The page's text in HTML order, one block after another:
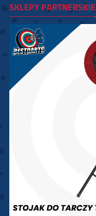
SKLEPY PARTNERSKIE